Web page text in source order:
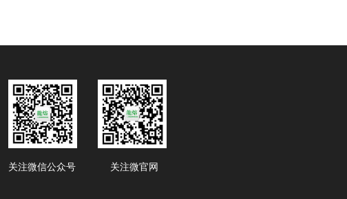
关注微信公众号 关注微官网